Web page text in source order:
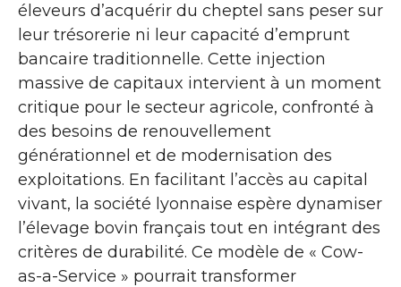
éleveurs d’acquérir du cheptel sans peser sur
leur trésorerie ni leur capacité d’emprunt
bancaire traditionnelle. Cette injection
massive de capitaux intervient à un moment
critique pour le secteur agricole, confronté à
des besoins de renouvellement
générationnel et de modernisation des
exploitations. En facilitant l’accès au capital
vivant, la société lyonnaise espère dynamiser
l’élevage bovin français tout en intégrant des
critères de durabilité. Ce modèle de « Cow-
as-a-Service » pourrait transformer